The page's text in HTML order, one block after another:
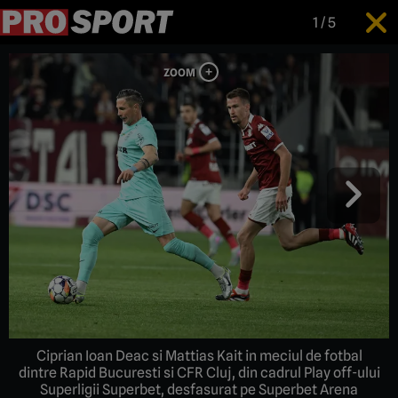
1 /5
Ciprian Ioan Deac si Mattias Kait in meciul de fotbal
dintre Rapid Bucuresti si CFR Cluj, din cadrul Play off-ului
Superligii Superbet, desfasurat pe Superbet Arena